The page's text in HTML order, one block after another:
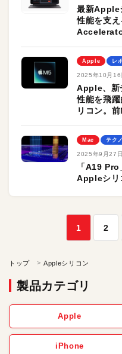
最新Apple
性能を支
Apple レ
2025年10月16
Apple、新
性能を飛
リコン。
Mac テク
2025年9月27日
「A19
Appleシリ
1 2
トップ Appleシリコン
製品カテゴリ
Apple
iPhone